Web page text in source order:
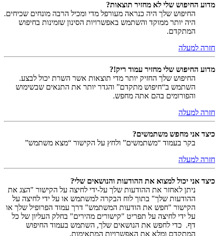
מדוע החיפוש שלי לא מחזיר תוצאות?
החיפוש שלך היה כנראה מעורפל מדי ומכיל הרבה מונחים שכיחים.
היה יותר ממוקד והשתמש באפשרויות הסינון שזמינות בחיפוש
המתקדם.
חזרה למעלה
מדוע החיפוש שלי מחזיר עמוד ריק!?
החיפוש שלך החזיק יותר מדי תוצאות אשר השרת יכול לבצע.
השתמש ב“חיפוש מתקדם” והגדר יותר את התנאים שבשימוש
והפורומים בהם אתה מחפש.
חזרה למעלה
כיצד אני מחפש משתמשים?
בקר בעמוד “משתמשים” ולחץ על הקישור “מצא משתמש”
חזרה למעלה
כיצד אני יכול למצוא את ההודעות והנושאים שלי?
ניתן לאחזר את ההודעות שלך על-ידי לחיצה על הקישור "הצג את
ההודעות שלך" בתוך לוח הבקרה למשתמש או על ידי לחיצה על
הקישור "חפש את הודעות המשתמש" דרך עמוד הפרופיל שלך או
על ידי לחיצה על תפריט "קישורים מהירים" בחלק העליון של כל
דף. כדי לחפש את הנושאים שלך, השתמש בעמוד החיפוש
המתקדם ומלא את האפשרויות המתאימות.